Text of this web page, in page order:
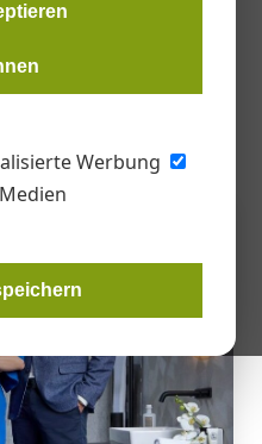
Werbung
seine neue